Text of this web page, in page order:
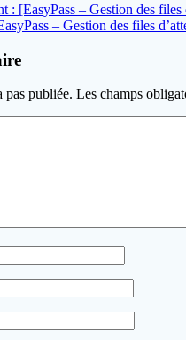
: [EasyPass – Gestion des
– Gestion des files
pas publiée. Les champs